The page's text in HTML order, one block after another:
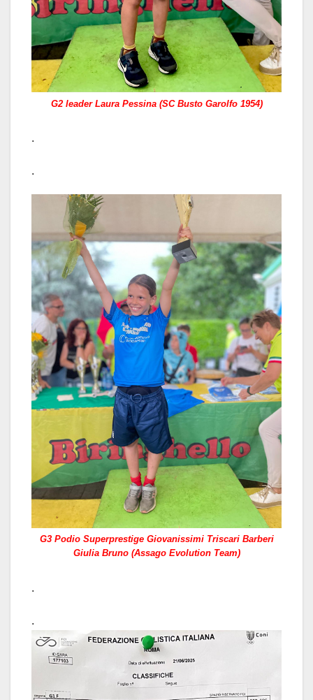
G2 leader Laura Pessina (SC Busto Garolfo 1954)
.
.
G3 Podio Superprestige Giovanissimi Triscari Barberi
Giulia Bruno (Assago Evolution Team)
.
.